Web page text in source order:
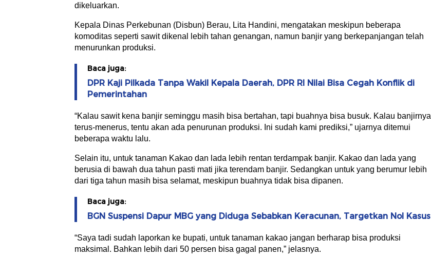
dikeluarkan.
Kepala Dinas Perkebunan (Disbun) Berau, Lita Handini, mengatakan meskipun beberapa
komoditas seperti sawit dikenal lebih tahan genangan, namun banjir yang berkepanjangan telah
menurunkan produksi.
Baca juga:
DPR Kaji Pilkada Tanpa Wakil Kepala Daerah, DPR RI Nilai Bisa Cegah Konflik di
Pemerintahan
“Kalau sawit kena banjir seminggu masih bisa bertahan, tapi buahnya bisa busuk. Kalau banjirnya
terus-menerus, tentu akan ada penurunan produksi. Ini sudah kami prediksi,” ujarnya ditemui
beberapa waktu lalu.
Selain itu, untuk tanaman Kakao dan lada lebih rentan terdampak banjir. Kakao dan lada yang
berusia di bawah dua tahun pasti mati jika terendam banjir. Sedangkan untuk yang berumur lebih
dari tiga tahun masih bisa selamat, meskipun buahnya tidak bisa dipanen.
Baca juga:
BGN Suspensi Dapur MBG yang Diduga Sebabkan Keracunan, Targetkan Nol Kasus
“Saya tadi sudah laporkan ke bupati, untuk tanaman kakao jangan berharap bisa produksi
maksimal. Bahkan lebih dari 50 persen bisa gagal panen,” jelasnya.